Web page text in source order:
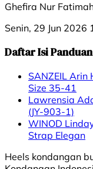
Ghefira Nur
Senin, 29 Jun 2026
Daftar Isi Panduan
SANZEIL Arin
Size 35-41
Lawrensia
(JY-903-1)
WINOD
Strap Elegan
Heels kondangan